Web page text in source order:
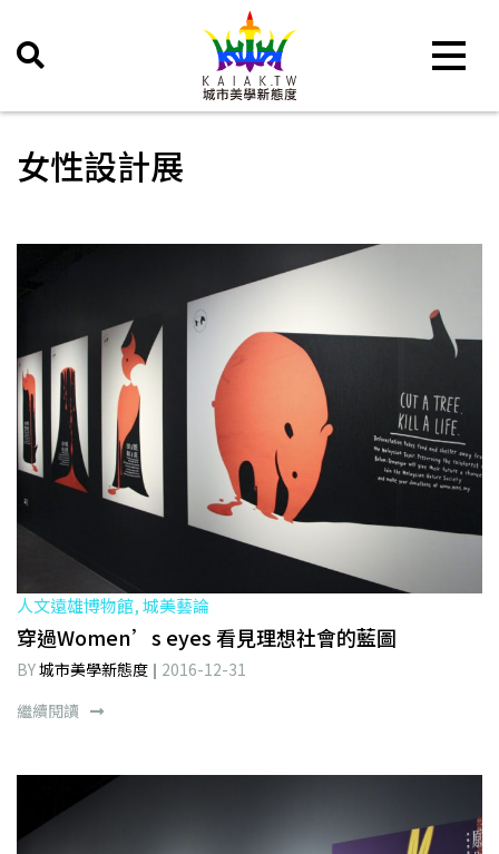
Toggle
女性設計展
人文遠雄博物館, 城美藝論
穿過Women’s eyes 看見理想社會的藍圖
BY城市美學新態度
2016-12-31
繼續閱讀